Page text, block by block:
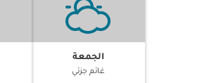
الجمعة
غائم جزئي